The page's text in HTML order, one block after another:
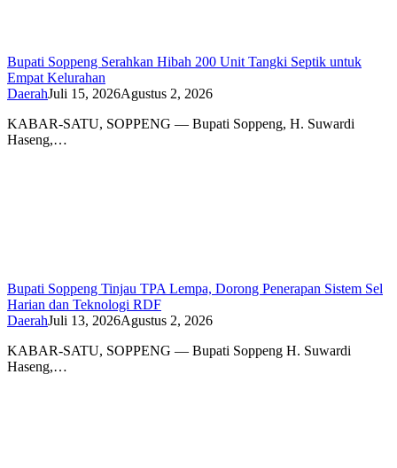
Bupati Soppeng Serahkan Hibah 200 Unit Tangki Septik untuk
Empat Kelurahan
DaerahJuli 15, 2026Agustus 2, 2026
KABAR-SATU, SOPPENG — Bupati Soppeng, H. Suwardi
Haseng,…
Bupati Soppeng Tinjau TPA Lempa, Dorong Penerapan Sistem Sel
Harian dan Teknologi RDF
DaerahJuli 13, 2026Agustus 2, 2026
KABAR-SATU, SOPPENG — Bupati Soppeng H. Suwardi
Haseng,…